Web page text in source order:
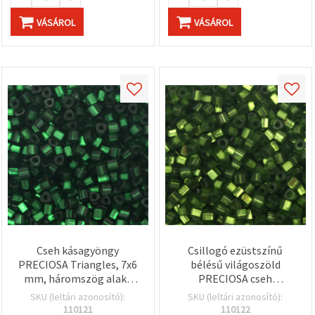
VÁSÁROL VÁSÁROL
Cseh kásagyöngy
PRECIOSA Triangles, 7x6
mm, háromszög alakú
furat 2 mm, ezüst színű
bélésű zöld, 15 g (~38 db)
SKU (leltári azonosító):
110121
Csillogó ezüstszínű
bélésű világoszöld
PRECIOSA cseh
háromszög gyöngyök 7x6
mm, háromszög alakú
SKU (leltári azonosító):
110122